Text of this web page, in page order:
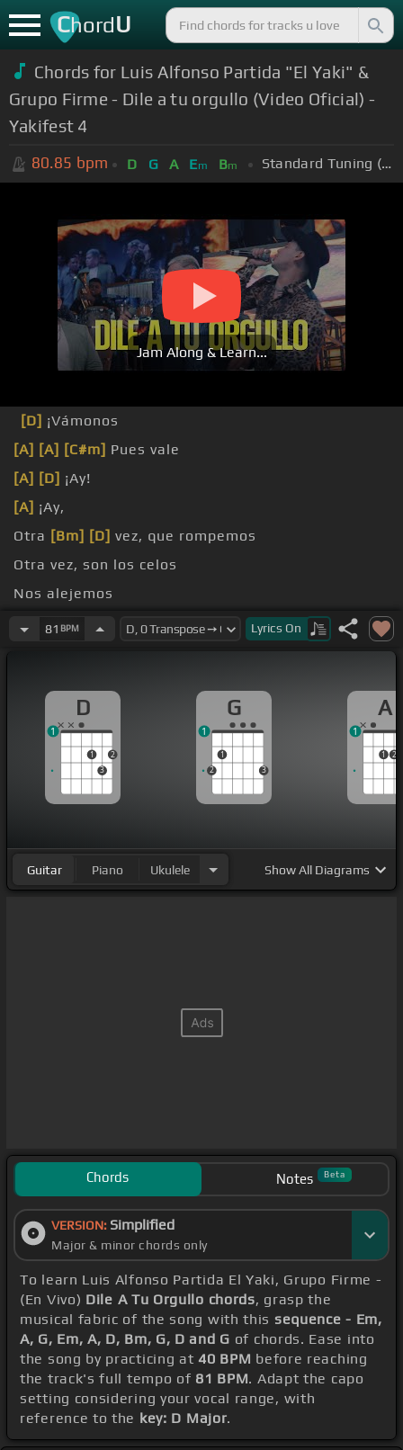
ChordU
Chords for Luis Alfonso Partida "El Yaki" &
Grupo Firme - Dile a tu orgullo (Video Oficial) -
Yakifest 4
80.85 bpm D G A Em Bm Standard Tuning (EADGBE)
Jam Along & Learn...
[D] ¡Vámonos
[A] [A] [C#m] Pues vale
[A] [D] ¡Ay!
[A] ¡Ay,
Otra [Bm] [D] vez, que rompemos
Otra vez, son los celos
Nos alejemos
vez el tequila
81 BPM Lyrics On
D
1
3
2
1
G
2
1
3
1
A
1 2
1
Guitar Piano Ukulele ShowAll Diagrams
Chords Notes Beta
VERSION: Simplified
Major & minor chords only
To learn Luis Alfonso Partida El Yaki, Grupo Firme -
(En Vivo) Dile A Tu Orgullo chords, grasp the
musical fabric of the song with this sequence - Em,
A, G, Em, A, D, Bm, G, D and G of chords. Ease into
the song by practicing at40 BPM before reaching
the track's full tempo of 81 BPM. Adapt the capo
setting considering your vocal range, with
reference to the key: D Major.